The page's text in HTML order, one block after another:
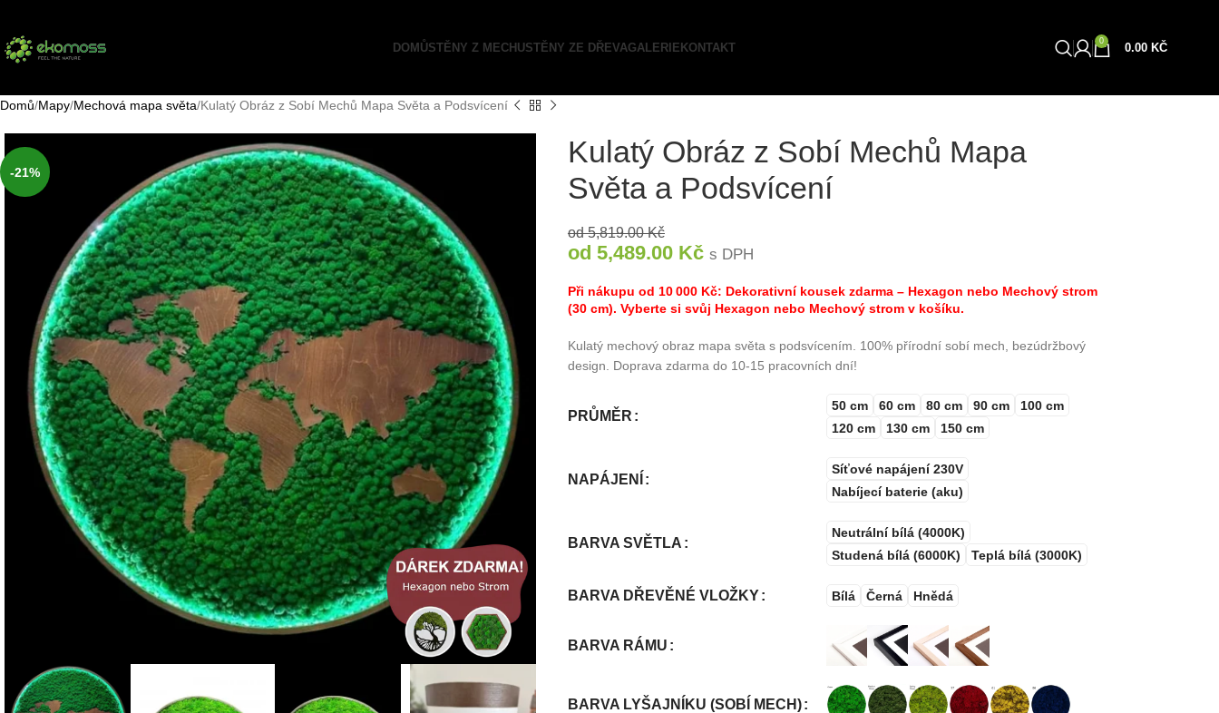
DOMŮSTĚNY Z MECHUSTĚNY ZE DŘEVAGALERIE KONTAKT
0
0.00 KČ
Domů Mapy Mechová mapa světa Kulatý Obráz z Sobí Mechů Mapa Světa a Podsvícení
-21%
Kulatý Obráz z Sobí Mechů Mapa
Světa a Podsvícení
od5,819.00Kč
od 5,489.00 Kč s DPH
Při nákupu od 10 000 Kč: Dekorativní kousek zdarma – Hexagon nebo Mechový strom
(30 cm). Vyberte si svůj Hexagon nebo Mechový strom v košíku.
Kulatý mechový obraz mapa světa s podsvícením. 100% přírodní sobí mech, bezúdržbový
design. Doprava zdarma do 10-15 pracovních dní!
PRŮMĚR
50 cm 60 cm 80 cm 90 cm
100 cm
120 cm
130 cm 150 cm
NAPÁJENÍ
Síťové napájení 230V
Nabíjecí baterie (aku)
BARVA SVĚTLA
Neutrální bílá (4000K)
Studená bílá (6000K)
Teplá bílá (3000K)
BARVA DŘEVĚNÉ VLOŽKY Bílá Černá Hnědá
BARVA RÁMU
BARVA LYŠAJNÍKU (SOBÍ MECH)